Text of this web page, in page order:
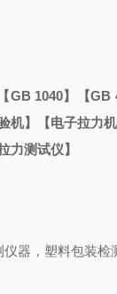
GB 1040】【
】【电子拉力
力测试仪】
器，塑料包装检